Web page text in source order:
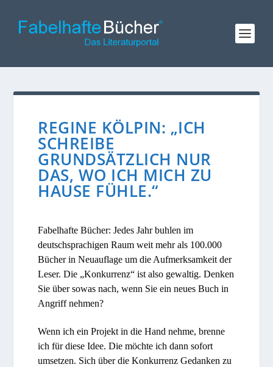
REGINE KÖLPIN: „ICH
SCHREIBE
GRUNDSÄTZLICH NUR
DAS, WO ICH MICH ZU
HAUSE FÜHLE.“
Fabelhafte Bücher: Jedes Jahr buhlen im
deutschsprachigen Raum weit mehr als 100.000
Bücher in Neuauflage um die Aufmerksamkeit der
Leser. Die „Konkurrenz“ ist also gewaltig. Denken
Sie über sowas nach, wenn Sie ein neues Buch in
Angriff nehmen?
Wenn ich ein Projekt in die Hand nehme, brenne
ich für diese Idee. Die möchte ich dann sofort
umsetzen. Sich über die Konkurrenz Gedanken zu